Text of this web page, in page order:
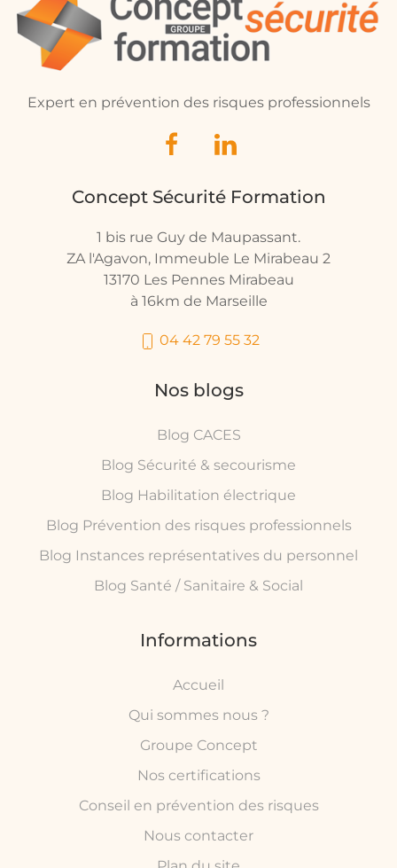
Expert en prévention des risques professionnels
Concept Sécurité Formation
1 bis rue Guy de Maupassant.
ZA l'Agavon, Immeuble Le Mirabeau 2
13170 Les Pennes Mirabeau
à 16km de Marseille
04 42 79 55 32
Nos blogs
Blog CACES
Blog Sécurité & secourisme
Blog Habilitation électrique
Blog Prévention des risques professionnels
Blog Instances représentatives du personnel
Blog Santé / Sanitaire & Social
Informations
Accueil
Qui sommes nous ?
Groupe Concept
Nos certifications
Conseil en prévention des risques
Nous contacter